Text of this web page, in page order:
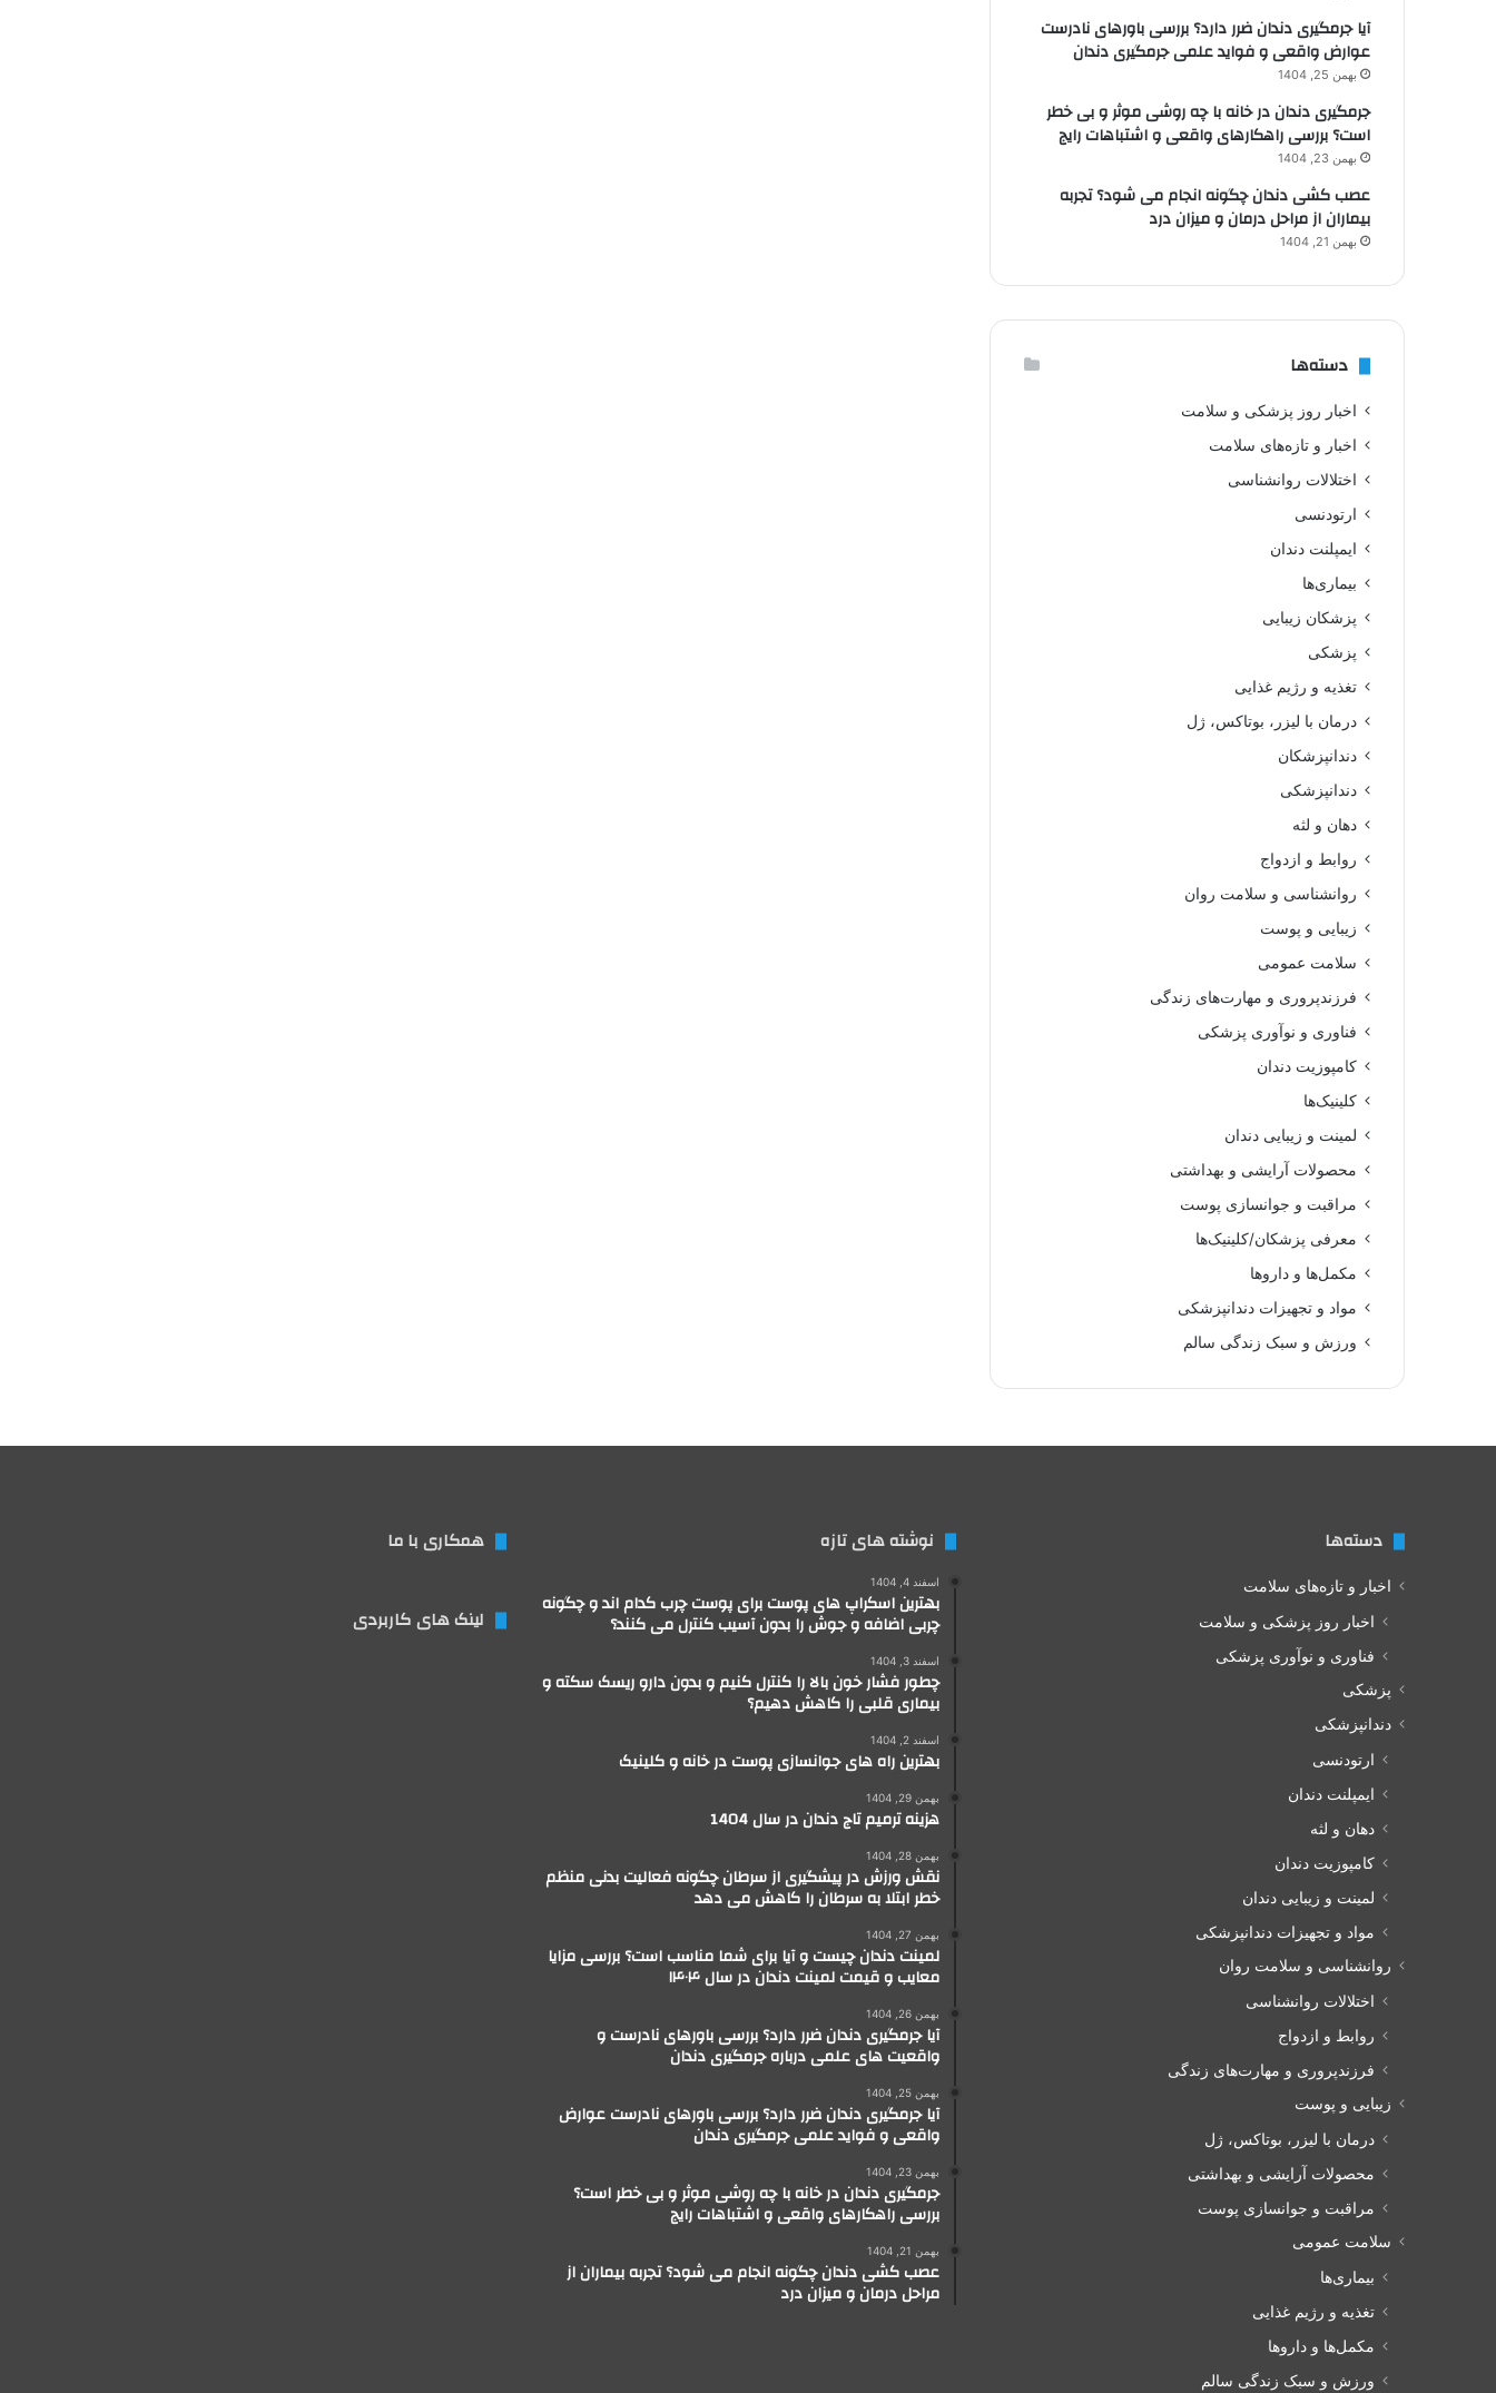
آیا جرمگیری دندان ضرر دارد؟ بررسی باورهای نادرست
عوارض واقعی و فواید علمی جرمگیری دندان
بهمن 25, 1404
جرمگیری دندان در خانه با چه روشی موثر و بی خطر
است؟ بررسی راهکارهای واقعی و اشتباهات رایج
بهمن 23, 1404
عصب کشی دندان چگونه انجام می شود؟ تجربه
بیماران از مراحل درمان و میزان درد
بهمن 21, 1404
دسته‌ها
اخبار روز پزشکی و سلامت
اخبار و تازه‌های سلامت
اختلالات روانشناسی
ارتودنسی
ایمپلنت دندان
بیماری‌ها
پزشکان زیبایی
پزشکی
تغذیه و رژیم غذایی
درمان با لیزر، بوتاکس، ژل
دندانپزشکان
دندانپزشکی
دهان و لثه
روابط و ازدواج
روانشناسی و سلامت روان
زیبایی و پوست
سلامت عمومی
فرزندپروری و مهارت‌های زندگی
فناوری و نوآوری پزشکی
کامپوزیت دندان
کلینیک‌ها
لمینت و زیبایی دندان
محصولات آرایشی و بهداشتی
مراقبت و جوانسازی پوست
معرفی پزشکان/کلینیک‌ها
مکمل‌ها و داروها
مواد و تجهیزات دندانپزشکی
ورزش و سبک زندگی سالم
دسته‌ها
اخبار و تازه‌های سلامت
اخبار روز پزشکی و سلامت
فناوری و نوآوری پزشکی
پزشکی
دندانپزشکی
ارتودنسی
ایمپلنت دندان
دهان و لثه
کامپوزیت دندان
لمینت و زیبایی دندان
مواد و تجهیزات دندانپزشکی
روانشناسی و سلامت روان
اختلالات روانشناسی
روابط و ازدواج
فرزندپروری و مهارت‌های زندگی
زیبایی و پوست
درمان با لیزر، بوتاکس، ژل
محصولات آرایشی و بهداشتی
مراقبت و جوانسازی پوست
سلامت عمومی
بیماری‌ها
تغذیه و رژیم غذایی
مکمل‌ها و داروها
ورزش و سبک زندگی سالم
نوشته های تازه
اسفند 4, 1404
بهترین اسکراپ های پوست برای پوست چرب کدام اند و چگونه
چربی اضافه و جوش را بدون آسیب کنترل می کنند؟
اسفند 3, 1404
چطور فشار خون بالا را کنترل کنیم و بدون دارو ریسک سکته و
بیماری قلبی را کاهش دهیم؟
اسفند 2, 1404
بهترین راه های جوانسازی پوست در خانه و کلینیک
بهمن 29, 1404
هزینه ترمیم تاج دندان در سال 1404
بهمن 28, 1404
نقش ورزش در پیشگیری از سرطان چگونه فعالیت بدنی منظم
خطر ابتلا به سرطان را کاهش می دهد
بهمن 27, 1404
لمینت دندان چیست و آیا برای شما مناسب است؟ بررسی مزایا
معایب و قیمت لمینت دندان در سال ۱۴۰۴
بهمن 26, 1404
آیا جرمگیری دندان ضرر دارد؟ بررسی باورهای نادرست و
واقعیت های علمی درباره جرمگیری دندان
بهمن 25, 1404
آیا جرمگیری دندان ضرر دارد؟ بررسی باورهای نادرست عوارض
واقعی و فواید علمی جرمگیری دندان
بهمن 23, 1404
جرمگیری دندان در خانه با چه روشی موثر و بی خطر است؟
بررسی راهکارهای واقعی و اشتباهات رایج
بهمن 21, 1404
عصب کشی دندان چگونه انجام می شود؟ تجربه بیماران از
مراحل درمان و میزان درد
همکاری با ما
لینک های کاربردی